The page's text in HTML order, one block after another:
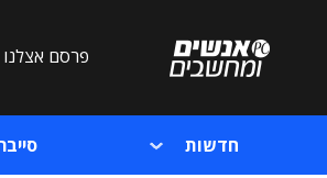
פרסם אצלנו
חדשות